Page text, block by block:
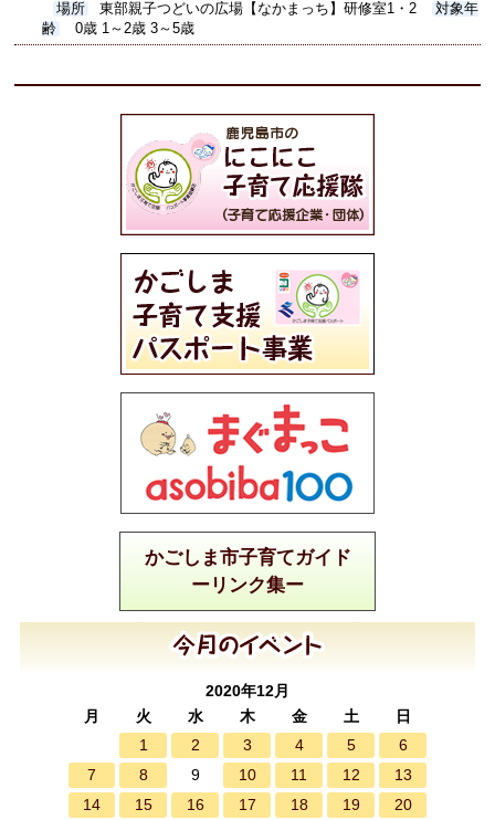
場所
東部親子つどいの広場【なかまっち】研修室1・2
対象年
齢
0歳 1～2歳 3～5歳
かごしま市子育てガイド
ーリンク集ー
2020年12月
月
火 水 木 金 土
日
1
2 3 4 5
6
7
8 9 10 11 12
13
14
15 16 17 18 19
20